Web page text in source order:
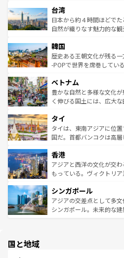
ならではの贅沢な旅のスタイルだ。 なお、
情報はコンテンツ一覧を参
れるおもてなしの心で訪れ
人々、おいしいローカル
ク、伝統的なフラダンス
ワイを、存分に味わってほしい。 なお、新着の
はコンテンツ一覧を参照
リアリーフや大陸中央部に
ク）、タスマニアの美し
ど、見どころがたくさん
いる。アクティビティも充
ビング、ハイキングなど
い。オーストラリアの多
参照してほしい。
台湾
日本から約４時間ほどで
自然が織りなす魅力的な
ン）、静ひつな山岳地帯で
と山間の静けさが共存し
驚きをもたらしてくれる
容にもいいと評判のスイー
が味わえる。 なお
照してほしい。
韓国
歴史ある王朝文化が残る
-POPで世界を席巻してい
き、地方に足を延ばせば四
できる。そして、キムチ
まで、さまざまな韓国料
リティに包まれながら、韓
わってみ
覧を参照してほしい。
ベトナム
豊かな自然と多様な文化
く伸びる国土には、広大
急速な発展と共に伝統が息
ーチミン市のフランス統
醸し出している。また、
とつ。フォーやバインミー
ひ現地で味わいたい。ど
が旅行者を迎えてくれる
参照してほしい。
タイ
タイは、東南アジアに位
国だ。首都バンコクは高
の活気が交差している。北
帯で自然と触れ合い、南
いビーチでリゾート気分
激する。気候は一年中温暖
が待っている。親しみや
た文化、そして多様な観
香港
アジアと西洋の文化が交
もっている。ヴィクトリ
み、どこを訪れても感動す
ており、効率よく見どこ
うな絶景から文化的な体
シンガポール
アジアの交差点として多
シンガポール。未来的な
国と地域